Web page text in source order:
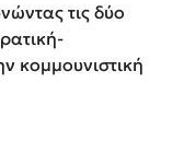
τις δύο
κομμουνιστική